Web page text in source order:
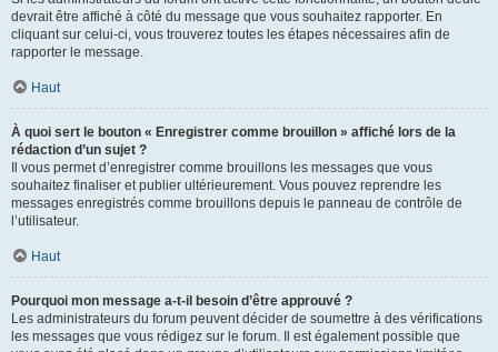
devrait être affiché à côté du message que vous souhaitez rapporter. En
cliquant sur celui-ci, vous trouverez toutes les étapes nécessaires afin de
rapporter le message.
Haut
À quoi sert le bouton « Enregistrer comme brouillon » affiché lors de la
rédaction d’un sujet ?
Il vous permet d’enregistrer comme brouillons les messages que vous
souhaitez finaliser et publier ultérieurement. Vous pouvez reprendre les
messages enregistrés comme brouillons depuis le panneau de contrôle de
l’utilisateur.
Haut
Pourquoi mon message a-t-il besoin d’être approuvé ?
Les administrateurs du forum peuvent décider de soumettre à des vérifications
les messages que vous rédigez sur le forum. Il est également possible que